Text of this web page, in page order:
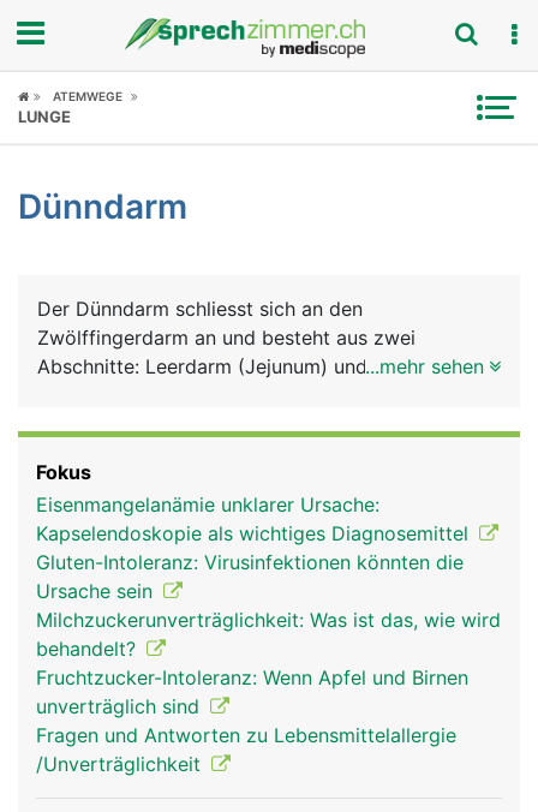
Fokus
Symptome
News
Rubriken
ATEMWEGE
LUNGE
Dünndarm
Der Dünndarm schliesst sich an den
Zwölffingerdarm an und besteht aus zwei
Abschnitte: Leerdarm (Jejunum) und Krummdarm
ein. Im Dünndarm findet die eigentliche Verdauung
statt, das heisst, die Aufspaltung und Aufnahme
(Resorption) der Nährstoffe aus der Nahrung. Die
Innenseite des Dünndarms ist faltig und besitzt
unzählige kleine Ausstülpungen, die Darmzotten,
wodurch die Resorptionsfläche stark vergrössert
wird. Die Nährstoffe gelangen über die
Darmschleimhaut ins Blut und werden über die
Pfortader zur Leber transportiert.
...mehr sehen
Fokus
Eisenmangelanämie unklarer Ursache:
Kapselendoskopie als wichtiges Diagnosemittel
Gluten-Intoleranz: Virusinfektionen könnten die
Ursache sein
Milchzuckerunverträglichkeit: Was ist das, wie wird
behandelt?
Fruchtzucker-Intoleranz: Wenn Apfel und Birnen
unverträglich sind
Fragen und Antworten zu Lebensmittelallergie
/Unverträglichkeit